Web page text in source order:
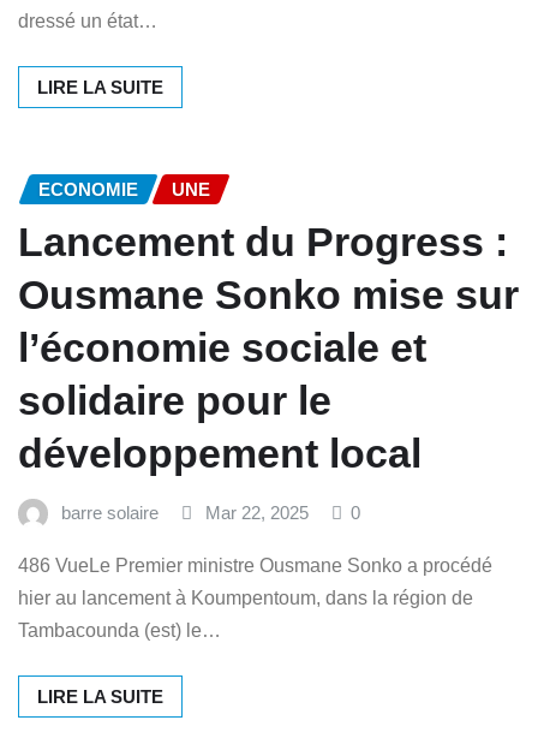
dressé un état…
LIRE LA SUITE
ECONOMIE UNE
Lancement du Progress :
Ousmane Sonko mise sur
l’économie sociale et
solidaire pour le
développement local
barre solaire Mar 22, 2025 0
486 VueLe Premier ministre Ousmane Sonko a procédé
hier au lancement à Koumpentoum, dans la région de
Tambacounda (est) le…
LIRE LA SUITE